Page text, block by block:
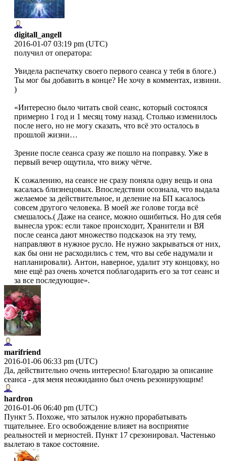
digitall_angell
2016-01-07 03:19 pm (UTC)
получил от оператора:
Увидела распечатку своего первого сеанса у тебя в блоге.)
Ты мог бы добавить в конце? Не хочу в комментах, извини.
)
«Интересно было читать свой сеанс, который состоялся
примерно 1 год и 1 месяц тому назад. Столько изменилось
после него, но не могу сказать, что всё это осталось в
прошлой жизни…
Зрение после сеанса сразу же пошло на поправку. Уже в
первый вечер ощутила, что вижу чётче.
К сожалению, на сеансе не сразу поняла одну вещь и она
касалась близнецовых. Впоследствии осознала, что выдала
желаемое за действительное, и деление на БП касалось
совсем другого человека. В моей же голове тогда всё
смешалось.( Даже на сеансе, можно ошибиться. Но для себя
вынесла урок: если такое происходит, Хранители и ВЯ
после сеанса дают множество подсказок на эту тему,
направляют в нужное русло. Не нужно закрываться от них,
как бы они не расходились с тем, что вы себе надумали и
напланировали). Антон, наверное, удалит эту концовку, но
мне ещё раз очень хочется поблагодарить его за тот сеанс и
за все последующие».
marifriend
2016-01-06 06:33 pm (UTC)
Да, действительно очень интересно! Благодарю за описание
сеанса - для меня неожиданно был очень резонирующим!
hardron
2016-01-06 06:40 pm (UTC)
Пункт 5. Похоже, что затылок нужно прорабатывать
тщательнее. Его освобождение влияет на восприятие
реальностей и мерностей. Пункт 17 срезонировал. Частенько
вылетаю в такое состояние.